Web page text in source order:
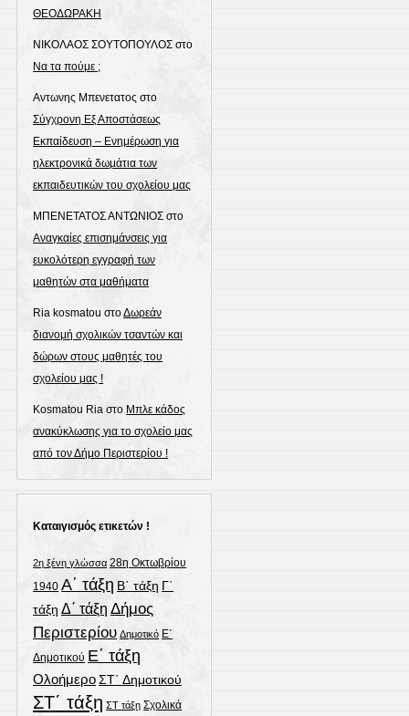
ΘΕΟΔΩΡΑΚΗ
ΝΙΚΟΛΑΟΣ ΣΟΥΤΟΠΟΥΛΟΣ στο
Να τα πούμε ;
Αντωνης Μπενετατος στο
Σύγχρονη Εξ Αποστάσεως
Εκπαίδευση – Ενημέρωση για
ηλεκτρονικά δωμάτια των
εκπαιδευτικών του σχολείου μας
ΜΠΕΝΕΤΑΤΟΣ ΑΝΤΩΝΙΟΣ στο
Αναγκαίες επισημάνσεις για
ευκολότερη εγγραφή των
μαθητών στα μαθήματα
Ria kosmatou στοΔωρεάν
διανομή σχολικών τσαντών και
δώρων στους μαθητές του
σχολείου μας !
Kosmatou Ria στο Μπλε κάδος
ανακύκλωσης για το σχολείο μας
από τον Δήμο Περιστερίου !
Καταιγισμός ετικετών !
2η ξένη γλώσσα 28η Οκτωβρίου
1940 Α΄ τάξη Β΄ τάξη Γ΄
τάξη Δ΄ τάξη Δήμος
Περιστερίου Δημοτικό Ε΄
Δημοτικού Ε΄ τάξη
ΟλοήμεροΣΤ΄ Δημοτικού
ΣΤ΄ τάξη ΣΤ τάξη Σχολικά